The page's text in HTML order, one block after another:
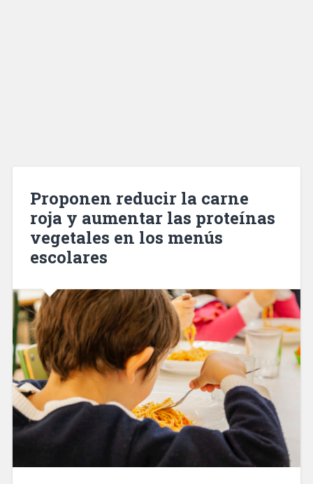
Proponen reducir la carne
roja y aumentar las proteínas
vegetales en los menús
escolares